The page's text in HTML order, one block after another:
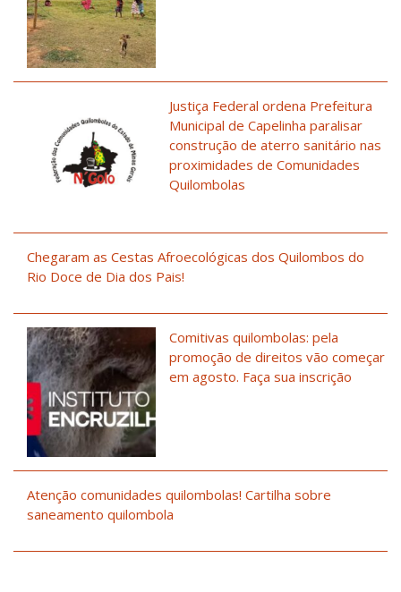
Justiça Federal ordena Prefeitura
Municipal de Capelinha paralisar
construção de aterro sanitário nas
proximidades de Comunidades
Quilombolas
Chegaram as Cestas Afroecológicas dos Quilombos do
Rio Doce de Dia dos Pais!
Comitivas quilombolas: pela
promoção de direitos vão começar
em agosto. Faça sua inscrição
Atenção comunidades quilombolas! Cartilha sobre
saneamento quilombola